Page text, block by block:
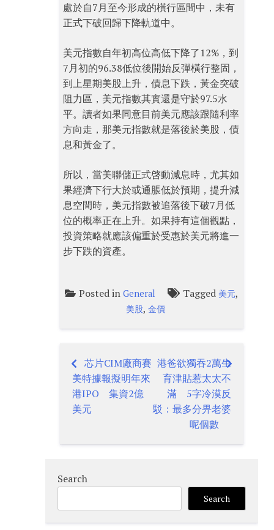
處於自7月至今形成的橫行區間中，未有
正式下破回歸下降軌道中。
美元指數自年初高位高低下降了12%，到
7月初的96.38低位後開始反彈橫行整固，
到上星期美股上升，債息下跌，黃金突破
阻力區，美元指數其實還是守於97.5水
平。讀者如果同意目前美元應該跟隨利率
方向走，那美元指數就是落後於美股，債
息和黃金了。
所以，當美聯儲正式啓動減息時，尤其如
果經濟下行大於或通脹低於預期，提升減
息空間時，美元指數被追落後下破7月低
位的概率正在上升。如果持有這個觀點，
投資策略就應該偏重於受惠於美元將進一
步下跌的資產。
Posted inGeneral Tagged 美元,
美股,金價
Post
navigation
芯片CIM廠商賽
美特據報擬明年來
港IPO 集資2億
美元
港爸欲獨吞2萬生
育津貼惹太太不
滿 5字冷漠反
駁：最多分畀老婆
呢個數
Search
Search